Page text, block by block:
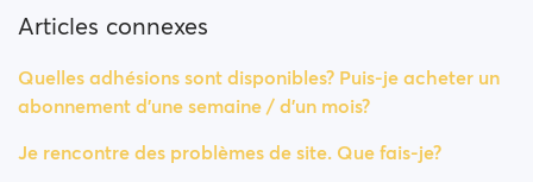
Articles connexes
Quelles adhésions sont disponibles? Puis-je acheter un
abonnement d'une semaine / d'un mois?
Je rencontre des problèmes de site. Que fais-je?